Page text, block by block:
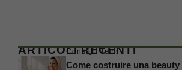
ARTICOLI RECENTI
Consigli Tech
Come costruire una beauty